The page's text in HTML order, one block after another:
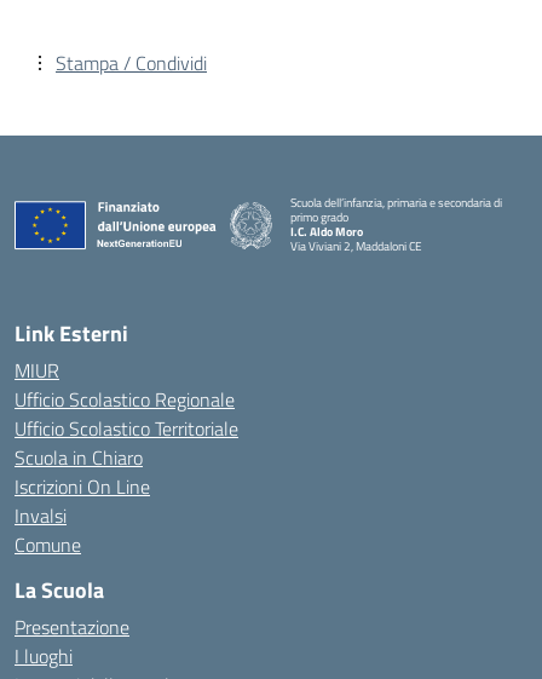
Stampa / Condividi
Scuola dell’infanzia, primaria e secondaria di
primo grado
I.C. Aldo Moro
Via Viviani 2, Maddaloni CE
Link Esterni
MIUR
Ufficio Scolastico Regionale
Ufficio Scolastico Territoriale
Scuola in Chiaro
Iscrizioni On Line
Invalsi
Comune
La Scuola
Presentazione
I luoghi